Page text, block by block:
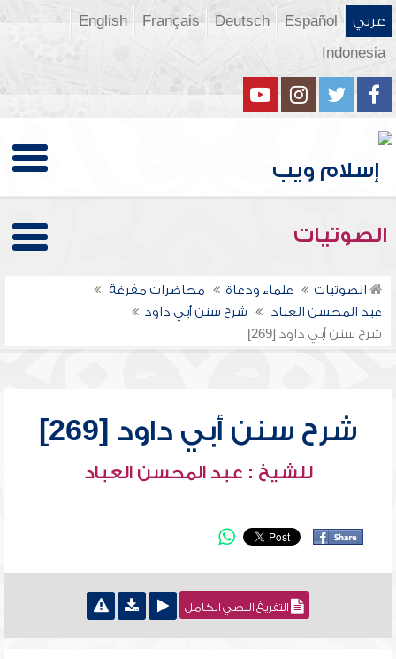
عربي Español
Deutsch
Français
English
Indonesia
الصوتيات
الصوتيات علماء ودعاة
محاضرات مفرغة
عبد المحسن العباد
شرح سنن أبي داود
شرح سنن أبي داود [269]
شرح سنن أبي داود [269]
للشيخ : عبد المحسن العباد
التفريغ النصي الكامل